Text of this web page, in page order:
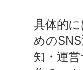
具体的
めの
知・運